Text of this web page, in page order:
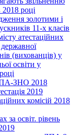
році
золотими і
11-х класів
атестаційних
(вихованців) у
освіти у
ЗНО 2018
2019
комісій 2018
за освіт. рівень